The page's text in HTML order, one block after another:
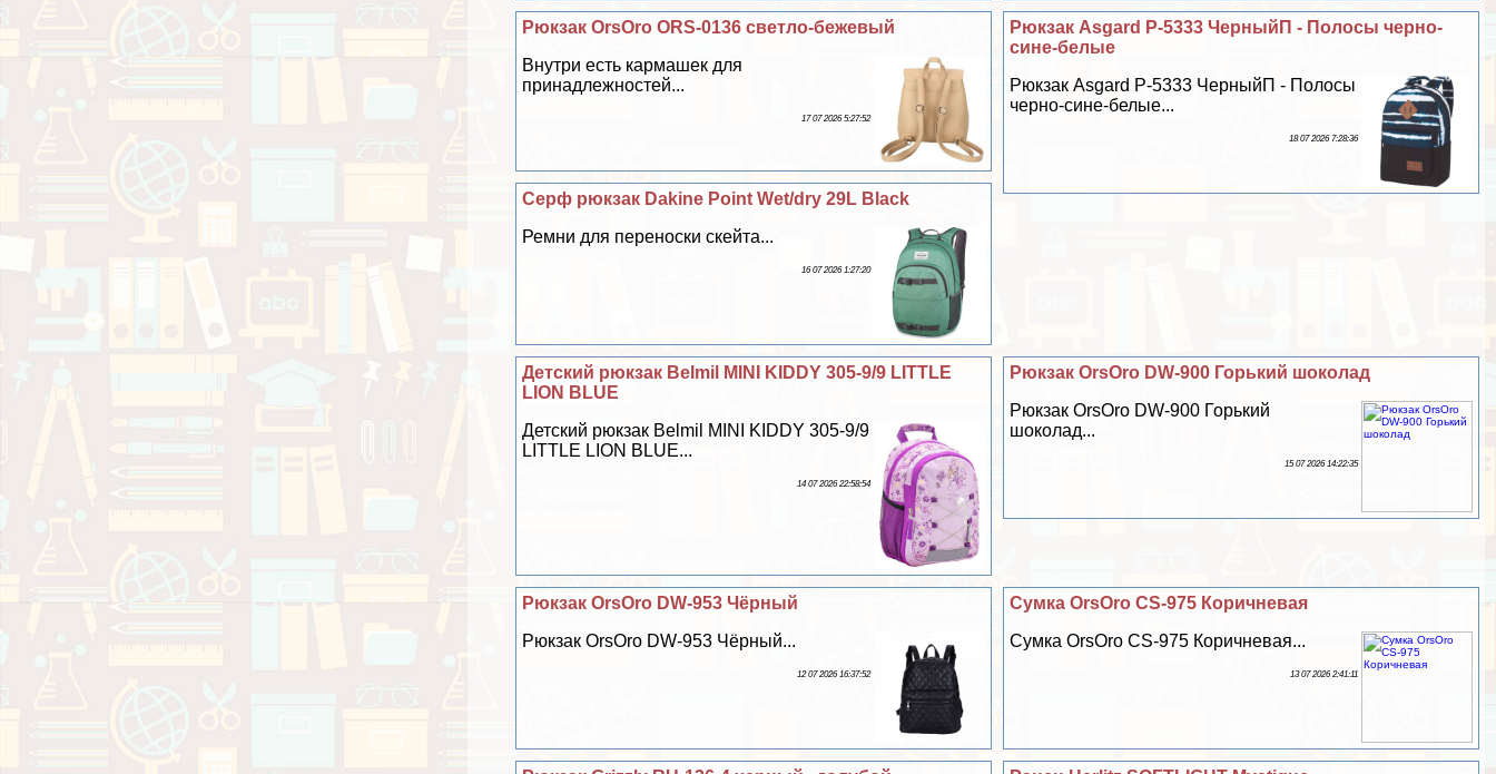
Рюкзак Asgard Р-5333 ЧерныйП - Полосы черно-
сине-белые
Рюкзак Asgard Р-5333 ЧерныйП - Полосы
черно-сине-белые...
18 07 2026 7:28:36
Рюкзак OrsOro ORS-0136 светло-бежевый
Внутри есть кармашек для
принадлежностей...
17 07 2026 5:27:52
Серф рюкзак Dakine Point Wet/dry 29L Black
Ремни для переноски скейта...
16 07 2026 1:27:20
Рюкзак OrsOro DW-900 Горький шоколад
Рюкзак OrsOro DW-900 Горький
шоколад...
15 07 2026 14:22:35
Детский рюкзак Belmil MINI KIDDY 305-9/9 LITTLE
LION BLUE
Детский рюкзак Belmil MINI KIDDY 305-9/9
LITTLE LION BLUE...
14 07 2026 22:58:54
Сумка OrsOro CS-975 Коричневая
Сумка OrsOro CS-975 Коричневая...
13 07 2026 2:41:11
Рюкзак OrsOro DW-953 Чёрный
Рюкзак OrsOro DW-953 Чёрный...
12 07 2026 16:37:52